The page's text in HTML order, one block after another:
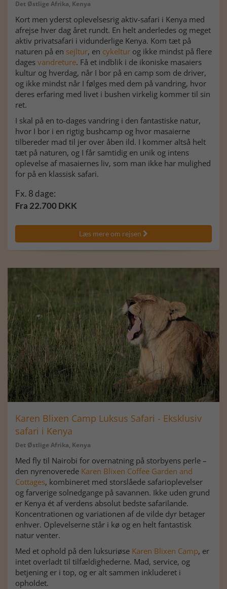
Det Østlige Afrika, Kenya
Kort men yderst oplevelsesrig aktiv-safari i Kenya med
afrejse hver dag året rundt. En helt anderledes og meget
aktiv privatsafari i vidunderlige Kenya. Kom tæt på
naturen på en sejltur, en cykeltur og ikke mindst på flere
dages vandreture. Få et indblik i de ikoniske masaiers
kultur og hverdag, når I bor på en camp som de driver,
og ikke mindst når I følges med dem på vandring, hvor
deres erfaring med livet i bushen virkelig kommer til sin
ret.
I skal på en to-dages vandring i den fantastiske natur,
hvor I bor i en rigtig bushcamp og hvor masaierne
tilbereder mad til jer over åben ild. I kommer altså helt
tæt på naturen, og I får samtidig en unik og intens
oplevelse af masaiernes liv, som man ikke har mulighed
for på en klassisk safari.
Fx. 8 dage:
Fra 22.700 DKK
Læs mere om rejsen 
Karen Blixen Camp Luksus Safari - Eksklusiv
safari i Kenya
Det Østlige Afrika, Kenya
Med fly til Nairobi for overnatning på storbyens perle –
den nyrenoverede Karen Blixen Coffee Garden and
Cottages, kombineret med storslåede safarioplevelser
og farverige solnedgange på savannen. Ikke uden grund
er Kenya ét af verdens absolut bedste safarilande.
Koncentrationen og variationen af de vilde dyr betager
enhver. Oplevelserne står i kø og en helt fantastisk
natur venter.
Med et ophold på den luksuriøse Karen Blixen Camp, er
intet overladt til tilfældighederne. Mad, service, og
betjening er i top, og er alt sammen inkluderet i
opholdet.